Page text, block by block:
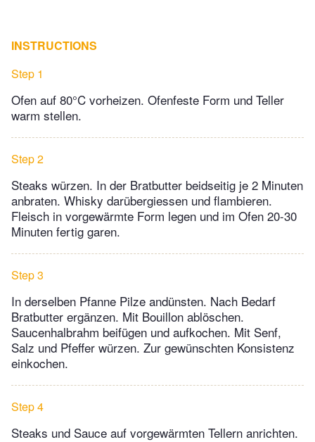
INSTRUCTIONS
Step 1
Ofen auf 80°C vorheizen. Ofenfeste Form und Teller
warm stellen.
Step 2
Steaks würzen. In der Bratbutter beidseitig je 2 Minuten
anbraten. Whisky darübergiessen und flambieren.
Fleisch in vorgewärmte Form legen und im Ofen 20-30
Minuten fertig garen.
Step 3
In derselben Pfanne Pilze andünsten. Nach Bedarf
Bratbutter ergänzen. Mit Bouillon ablöschen.
Saucenhalbrahm beifügen und aufkochen. Mit Senf,
Salz und Pfeffer würzen. Zur gewünschten Konsistenz
einkochen.
Step 4
Steaks und Sauce auf vorgewärmten Tellern anrichten.